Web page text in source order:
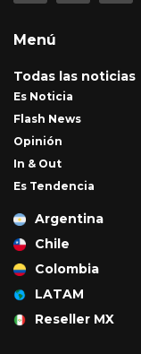
Menú
Todas las noticias
Es Noticia
Flash News
Opinión
In & Out
Es Tendencia
Argentina
Chile
Colombia
LATAM
Reseller MX